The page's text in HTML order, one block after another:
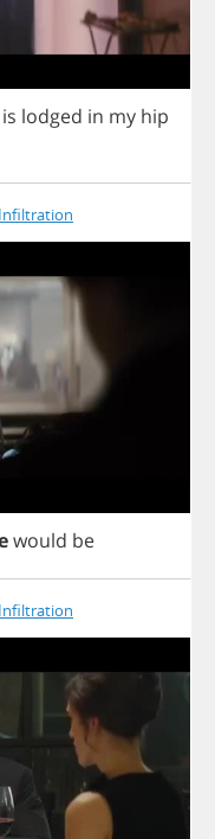
is lodged in my hip
Infiltration
would be
Infiltration